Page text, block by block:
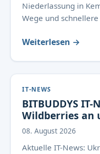
Niederlassung in
Wege und
Weiterlesen →
IT-NEWS
BITBUDDYS
Wildberries an
08. August 2026
Aktuelle IT-News: